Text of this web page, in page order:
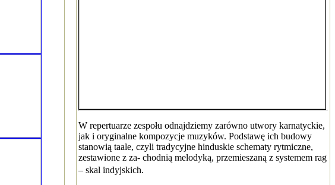
W repertuarze zespołu odnajdziemy zarówno utwory karnatyckie,
jak i oryginalne kompozycje muzyków. Podstawę ich budowy
stanowią taale, czyli tradycyjne hinduskie schematy rytmiczne,
zestawione z za- chodnią melodyką, przemieszaną z systemem rag
– skal indyjskich.